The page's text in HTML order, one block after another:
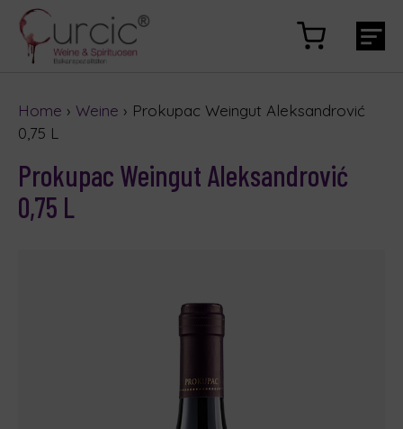
Home › Weine › Prokupac Weingut Aleksandrović
0,75 L
Prokupac Weingut Aleksandrović
0,75 L